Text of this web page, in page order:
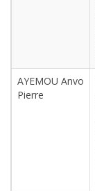
AYEMOU Anvo
Pierre